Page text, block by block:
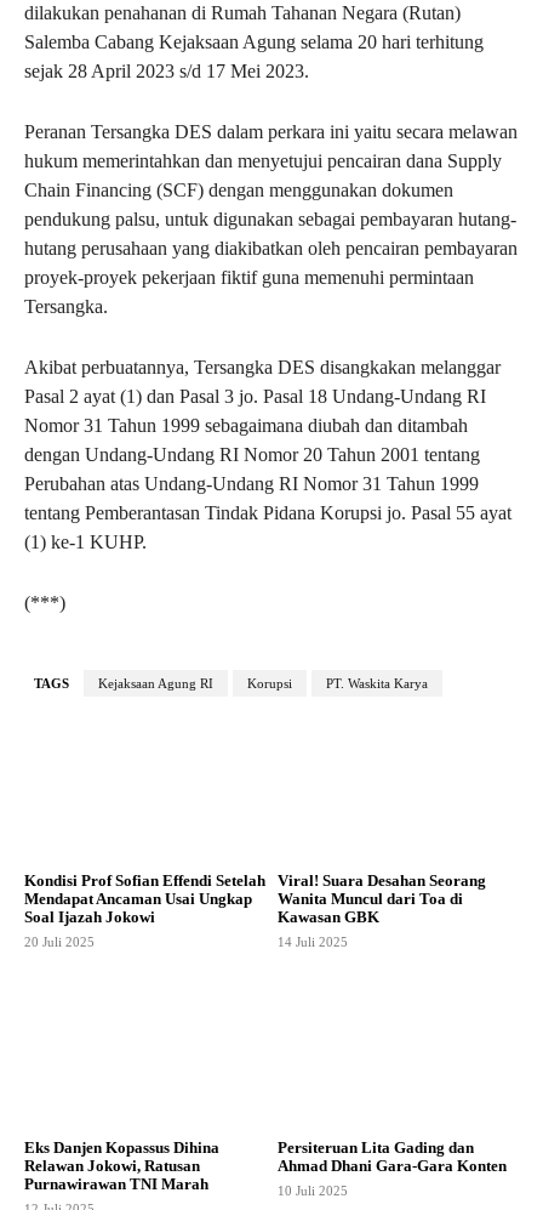
dilakukan penahanan di Rumah Tahanan Negara (Rutan)
Salemba Cabang Kejaksaan Agung selama 20 hari terhitung
sejak 28 April 2023 s/d 17 Mei 2023.
Peranan Tersangka DES dalam perkara ini yaitu secara melawan
hukum memerintahkan dan menyetujui pencairan dana Supply
Chain Financing (SCF) dengan menggunakan dokumen
pendukung palsu, untuk digunakan sebagai pembayaran hutang-
hutang perusahaan yang diakibatkan oleh pencairan pembayaran
proyek-proyek pekerjaan fiktif guna memenuhi permintaan
Tersangka.
Akibat perbuatannya, Tersangka DES disangkakan melanggar
Pasal 2 ayat (1) dan Pasal 3 jo. Pasal 18 Undang-Undang RI
Nomor 31 Tahun 1999 sebagaimana diubah dan ditambah
dengan Undang-Undang RI Nomor 20 Tahun 2001 tentang
Perubahan atas Undang-Undang RI Nomor 31 Tahun 1999
tentang Pemberantasan Tindak Pidana Korupsi jo. Pasal 55 ayat
(1) ke-1 KUHP.
(***)
TAGS Kejaksaan Agung RI Korupsi PT. Waskita Karya
Kondisi Prof Sofian Effendi Setelah
Mendapat Ancaman Usai Ungkap
Soal Ijazah Jokowi
20 Juli 2025
Viral! Suara Desahan Seorang
Wanita Muncul dari Toa di
Kawasan GBK
14 Juli 2025
Eks Danjen Kopassus Dihina
Relawan Jokowi, Ratusan
Purnawirawan TNI Marah
Persiteruan Lita Gading dan
Ahmad Dhani Gara-Gara Konten
10 Juli 2025